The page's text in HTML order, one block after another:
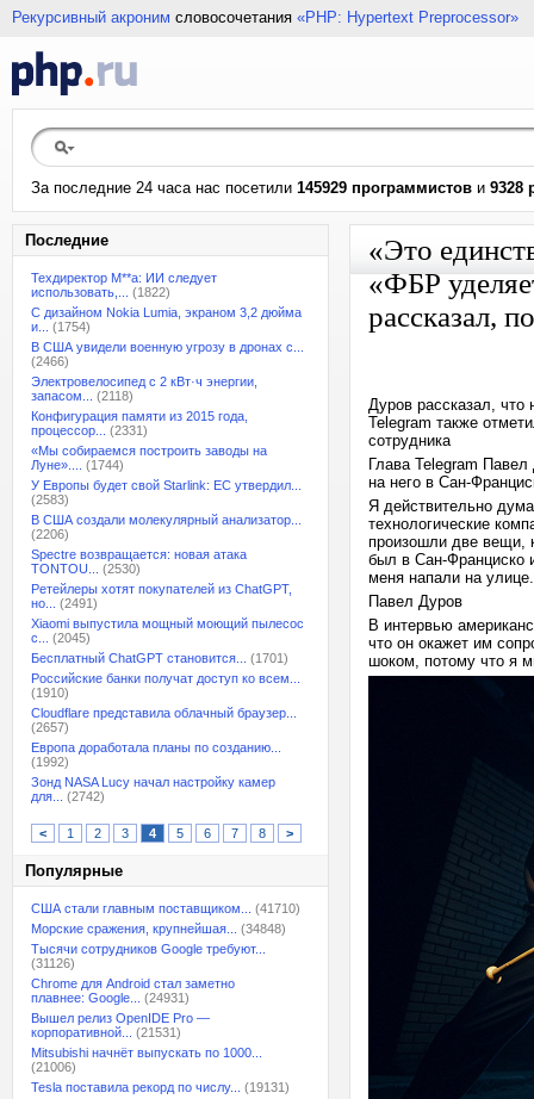
Рекурсивный акроним словосочетания «PHP: Hypertext Preprocessor»
За последние 24 часа нас посетили 145929 программистов и 9328
Последние
Техдиректор M**a: ИИ следует
использовать,...
(1822)
С дизайном Nokia Lumia, экраном 3,2 дюйма
и...
(1754)
В США увидели военную угрозу в дронах с...
(2466)
Электровелосипед с 2 кВт·ч энергии,
запасом...
(2118)
Конфигурация памяти из 2015 года,
процессор...
(2331)
«Мы собираемся построить заводы на
Луне»....
(1744)
У Европы будет свой Starlink: ЕС утвердил...
(2583)
В США создали молекулярный анализатор...
(2206)
Spectre возвращается: новая атака
TONTOU...
(2530)
Ретейлеры хотят покупателей из ChatGPT,
но...
(2491)
Xiaomi выпустила мощный моющий пылесос
с...
(2045)
Бесплатный ChatGPT становится...
(1701)
Российские банки получат доступ ко всем...
(1910)
Cloudflare представила облачный браузер...
(2657)
Европа доработала планы по созданию...
(1992)
Зонд NASA Lucy начал настройку камер
для...
(2742)
< 1 2 3 4 5 6 7 8 >
Популярные
США стали главным поставщиком...
(41710)
Морские сражения, крупнейшая...
(34848)
Тысячи сотрудников Google требуют...
(31126)
Chrome для Android стал заметно
плавнее: Google...
(24931)
Вышел релиз OpenIDE Pro —
корпоративной...
(21531)
Mitsubishi начнёт выпускать по 1000...
(21006)
Tesla поставила рекорд по числу...
(19131)
«Это
«ФБР
рассказал,
Дуров рассказал,
Telegram также
сотрудника
Глава Telegram
на него в Сан-
Я действительно
технологические
произошли две вещи,
был в Сан-Франциско
меня напали на
Павел Дуров
В интервью
что он окажет им
шоком, потому что я